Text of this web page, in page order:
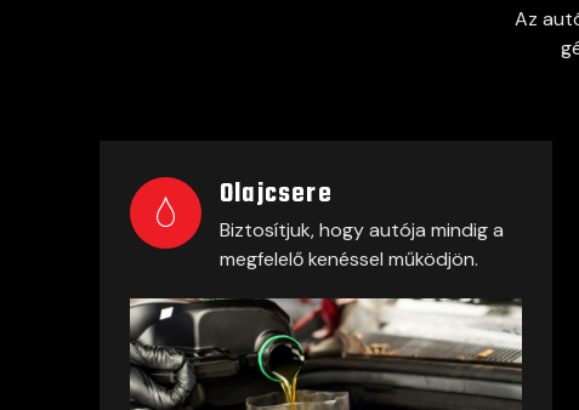
Az
Olajcsere
Biztosítjuk, hogy autója mindig a
megfelelő kenéssel működjön.